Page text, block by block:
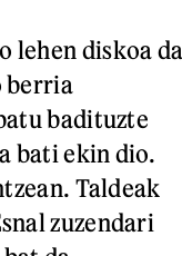
lehen diskoa
berria
badituzte
bati ekin dio.
Taldeak
zuzendari